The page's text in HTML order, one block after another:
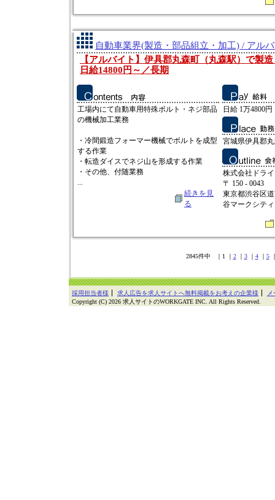
自動車業界(製造・部品組立・加工) / アル
【アルバイト】伊具郡丸森町（丸森駅）で製
日給14800円～／長期
工場内にて自動車用特殊ボルト・ネジ部品
の機械加工業務
・冷間鍛造フォーマー機械でボルトを成型
する作業
・転造ダイスでネジ山を形成する作業
・その他、付随業務
...
続きを見
る
日給 1万4800円
宮城県伊具郡
株式会社ドラ
〒 150 - 0043
東京都渋谷区
谷マークシテ
2845件中 ｜1 ｜ 2｜ 3｜ 4｜ 5
採用担当者様 求人広告を求人サイトへ無料掲載をお考えの企業様
Copyright (C) 2026 求人サイトのWORKGATE INC. All Rights Reserved.